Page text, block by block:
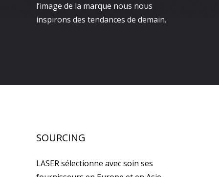
l’image de la marque nous nous
inspirons des tendances de demain.
SOURCING
LASER sélectionne avec soin ses